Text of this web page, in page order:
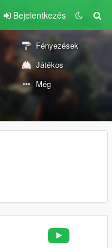
Bejelentkezés
Fényezések
Játékos
Még